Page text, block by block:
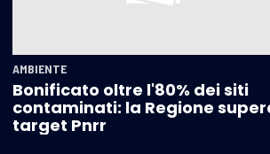
AMBIENTE
Bonificato oltre l'80% dei siti
contaminati: la Regione
target Pnrr